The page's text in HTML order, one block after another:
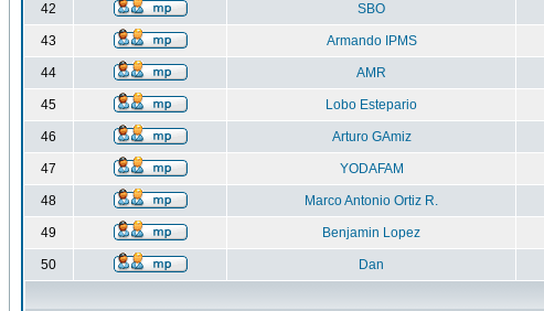
42 SBO
43 Armando IPMS
44 AMR
45 Lobo Estepario
46 Arturo GAmiz
47 YODAFAM
48 Marco Antonio Ortiz R.
49 Benjamin Lopez
50 Dan